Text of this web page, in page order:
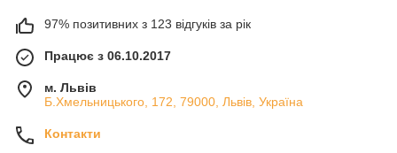
97% позитивних з 123 відгуків за рік
Працює з 06.10.2017
м. Львів
Б.Хмельницького, 172, 79000, Львів, Україна
Контакти